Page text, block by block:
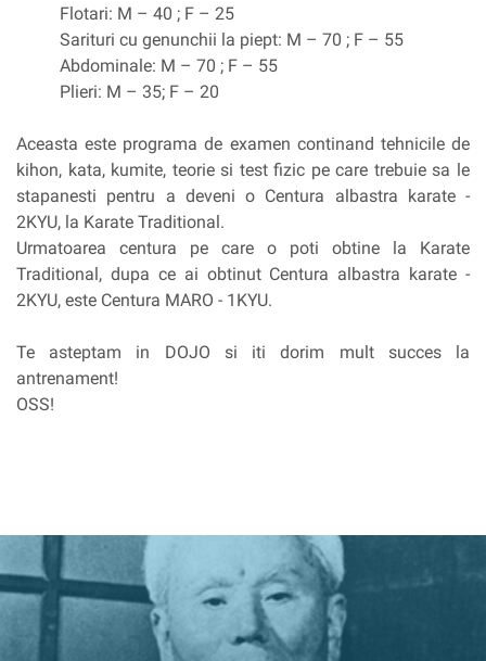
Flotari: M – 40 ; F – 25
Sarituri cu genunchii la piept: M – 70 ; F – 55
Abdominale: M – 70 ; F – 55
Plieri: M – 35; F – 20
Aceasta este programa de examen continand tehnicile de
kihon, kata, kumite, teorie si test fizic pe care trebuie sa le
stapanesti pentru a deveni o Centura albastra karate -
2KYU, la Karate Traditional.
Urmatoarea centura pe care o poti obtine la Karate
Traditional, dupa ce ai obtinut Centura albastra karate -
2KYU, este Centura MARO - 1KYU.
Te asteptam in DOJO si iti dorim mult succes la
antrenament!
OSS!